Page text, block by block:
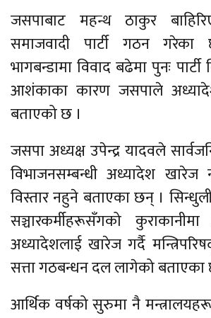
जसपाबाट महन्थ ठाकुर
समाजवादी पार्टी गठन गरेका
भागबन्डामा विवाद बढेमा पुनः
आशंकाका कारण जसपाले
बताएको छ ।
जसपा अध्यक्ष उपेन्द्र यादवले
विभाजनसम्बन्धी अध्यादेश खारेज
विस्तार नहुने बताएका छन् ।
सञ्चारकर्मीहरूसँगको
अध्यादेशलाई खारेज गर्दै
सत्ता गठबन्धन दल लागेको बताएका
आर्थिक वर्षको सुरुमा नै